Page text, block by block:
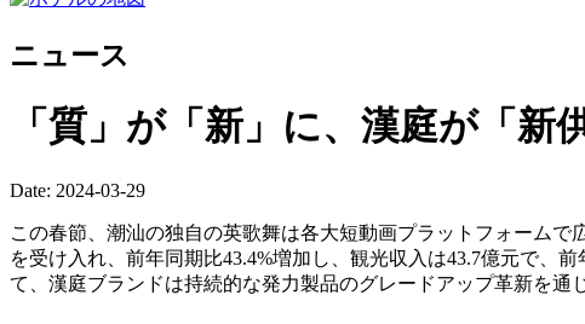
ニュース
「質」が「新」に、漢庭が「
Date: 2024-03-29
この春節、潮汕の独自の英歌舞は各大短動画プラットフォーム
を受け入れ、前年同期比43.4%増加し、観光収入は43.7億元で、
て、漢庭ブランドは持続的な発力製品のグレードアップ革新を通